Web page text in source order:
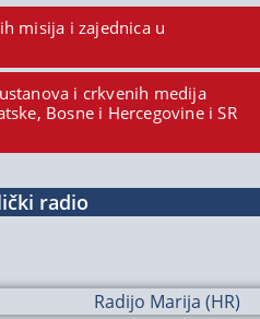
misija i zajednica u
i crkvenih medija
Bosne i Hercegovine i SR
radio